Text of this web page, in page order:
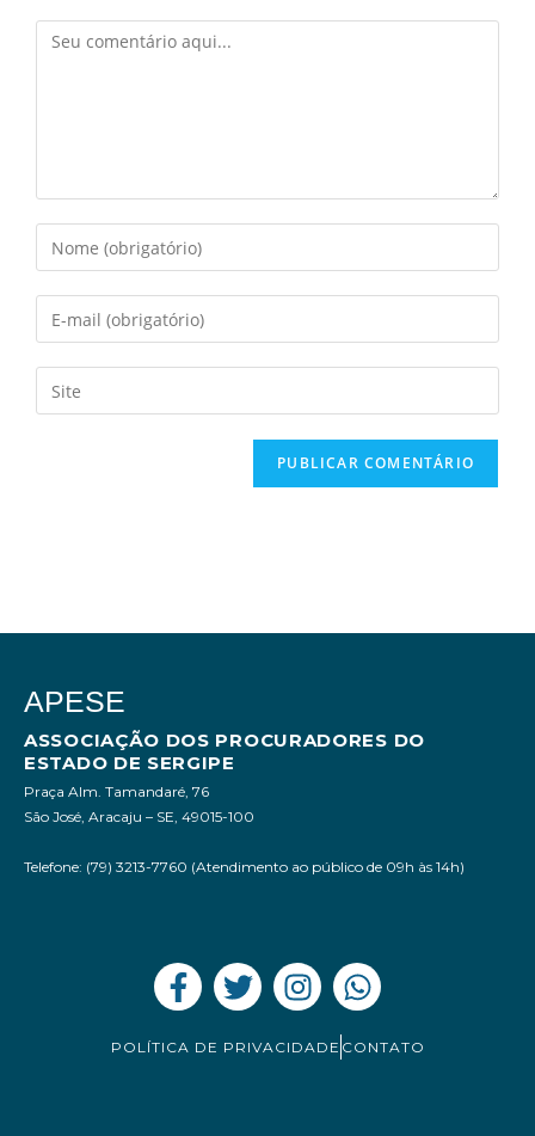
APESE
ASSOCIAÇÃO DOS PROCURADORES DO
ESTADO DE SERGIPE
Praça Alm. Tamandaré, 76
São José, Aracaju – SE, 49015-100
Telefone: (79) 3213-7760 (Atendimento ao público de 09h às 14h)
POLÍTICA DE PRIVACIDADE CONTATO